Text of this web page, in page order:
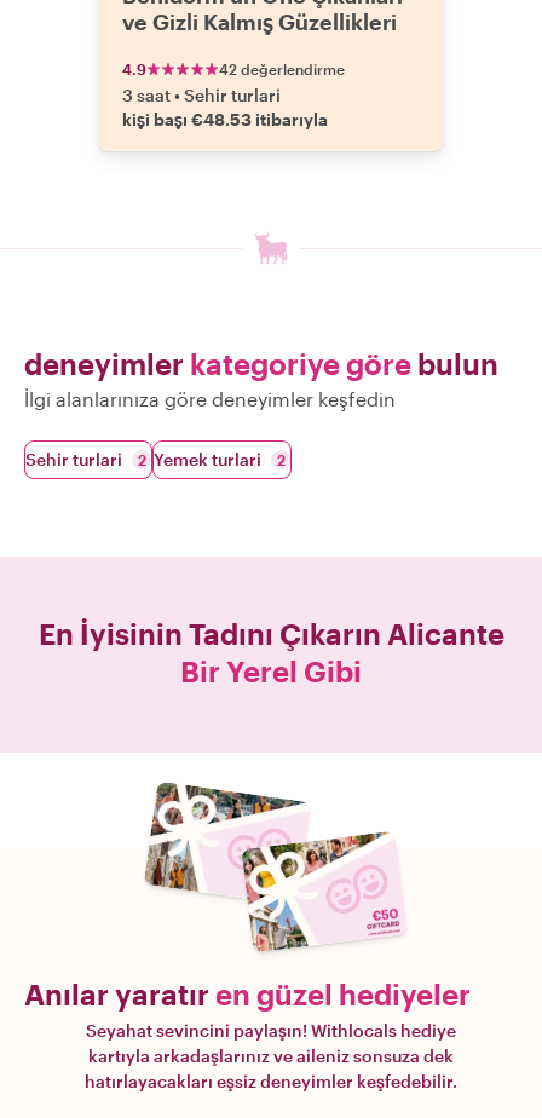
ve Gizli Kalmış Güzellikleri
4.9 42 değerlendirme
3 saat•Sehir turlari
kişi başı €48.53 itibarıyla
deneyimler kategoriye göre bulun
İlgi alanlarınıza göre deneyimler keşfedin
Sehir turlari 2 Yemek turlari 2
En İyisinin Tadını Çıkarın Alicante
Bir Yerel Gibi
Anılar yaratır en güzel hediyeler
Seyahat sevincini paylaşın! Withlocals hediye
kartıyla arkadaşlarınız ve aileniz sonsuza dek
hatırlayacakları eşsiz deneyimler keşfedebilir.